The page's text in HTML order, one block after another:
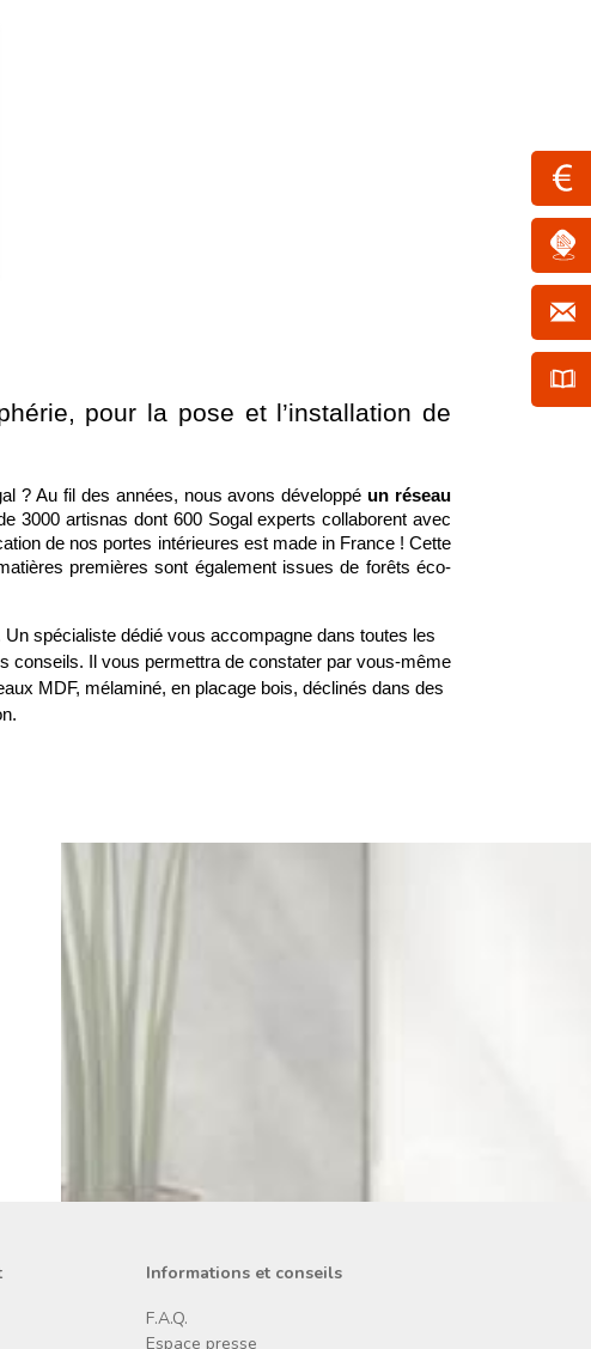
pour la pose et l’installation de
? Au fil des années, nous avons développé un réseau
3000 artisnas dont 600 Sogal experts collaborent avec
de nos portes intérieures est made in France ! Cette
premières sont également issues de forêts éco-
spécialiste dédié vous accompagne dans toutes les
conseils. Il
vous permettra de constater par vous-même
MDF, mélaminé, en placage bois, déclinés dans des
Informations et conseils
F.A.Q.
Espace presse